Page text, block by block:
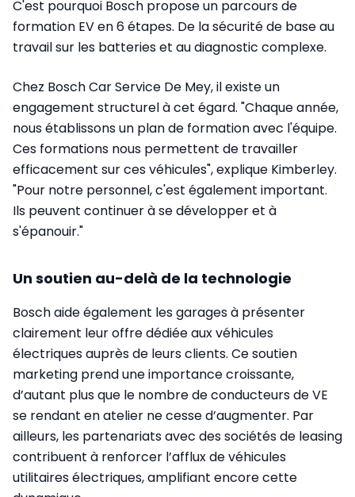
C'est pourquoi Bosch propose un parcours de
formation EV en 6 étapes. De la sécurité de base au
travail sur les batteries et au diagnostic complexe.
Chez Bosch Car Service De Mey, il existe un
engagement structurel à cet égard. "Chaque année,
nous établissons un plan de formation avec l'équipe.
Ces formations nous permettent de travailler
efficacement sur ces véhicules", explique Kimberley.
"Pour notre personnel, c'est également important.
Ils peuvent continuer à se développer et à
s'épanouir."
Un soutien au-delà de la technologie
Bosch aide également les garages à présenter
clairement leur offre dédiée aux véhicules
électriques auprès de leurs clients. Ce soutien
marketing prend une importance croissante,
d’autant plus que le nombre de conducteurs de VE
se rendant en atelier ne cesse d’augmenter. Par
ailleurs, les partenariats avec des sociétés de leasing
contribuent à renforcer l’afflux de véhicules
utilitaires électriques, amplifiant encore cette